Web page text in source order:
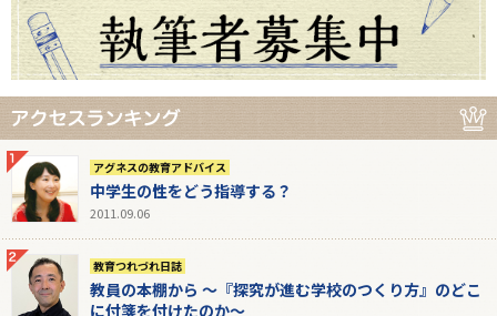
アグネスの教育アドバイス
中学生の性をどう指導する？
2011.09.06
教育つれづれ日誌
教員の本棚から 〜『探究が進む学校のつくり方』のどこ
に付箋を付けたのか〜